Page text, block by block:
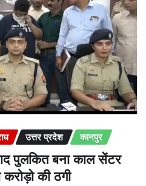
उत्तर प्रदेश कानपुर
पुलकित बना काल सेंटर
की ठगी